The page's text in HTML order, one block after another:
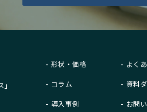
形状・価格
コラム
導入事例
よく
資料
お問